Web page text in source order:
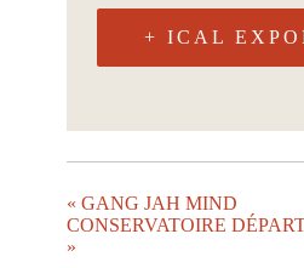
+ ICAL
« GANG JAH MIND
CONSERVATOIRE
»